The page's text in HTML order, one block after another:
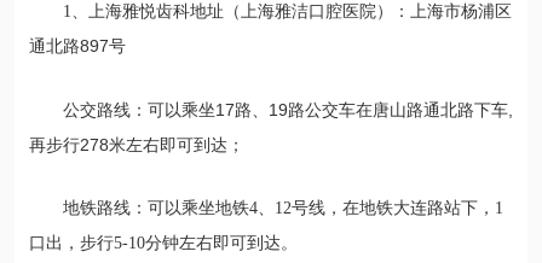
1、上海雅悦齿科地址（上海雅洁口腔医院）：
上海市杨浦区
通北路897号
公交路线： 可以乘坐17路、19路公交车在唐山路通北路下车,
再步行278米左右即可到达；
地铁路线： 可以乘坐地铁4、12号线，在地铁大连路站下，1
口出，步行5-10分钟左右即可到达。